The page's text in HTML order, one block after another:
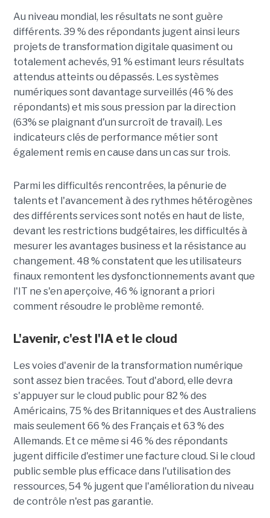
Au niveau mondial, les résultats ne sont guère
différents. 39 % des répondants jugent ainsi leurs
projets de transformation digitale quasiment ou
totalement achevés, 91 % estimant leurs résultats
attendus atteints ou dépassés. Les systèmes
numériques sont davantage surveillés (46 % des
répondants) et mis sous pression par la direction
(63% se plaignant d'un surcroît de travail). Les
indicateurs clés de performance métier sont
également remis en cause dans un cas sur trois.
Parmi les difficultés rencontrées, la pénurie de
talents et l'avancement à des rythmes hétérogènes
des différents services sont notés en haut de liste,
devant les restrictions budgétaires, les difficultés à
mesurer les avantages business et la résistance au
changement. 48 % constatent que les utilisateurs
finaux remontent les dysfonctionnements avant que
l'IT ne s'en aperçoive, 46 % ignorant a priori
comment résoudre le problème remonté.
L'avenir, c'est l'IA et le cloud
Les voies d'avenir de la transformation numérique
sont assez bien tracées. Tout d'abord, elle devra
s'appuyer sur le cloud public pour 82 % des
Américains, 75 % des Britanniques et des Australiens
mais seulement 66 % des Français et 63 % des
Allemands. Et ce même si 46 % des répondants
jugent difficile d'estimer une facture cloud. Si le cloud
public semble plus efficace dans l'utilisation des
ressources, 54 % jugent que l'amélioration du niveau
de contrôle n'est pas garantie.